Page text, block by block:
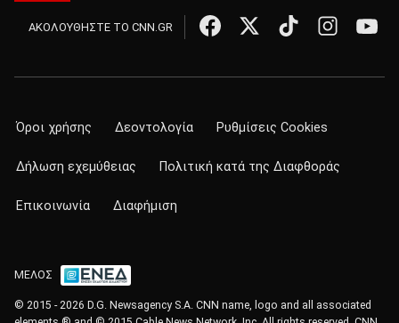
ΑΚΟΛΟΥΘΗΣΤΕ ΤΟ CNN.GR
Όροι χρήσης Δεοντολογία Ρυθμίσεις Cookies
Δήλωση εχεμύθειας Πολιτική κατά της Διαφθοράς
Επικοινωνία Διαφήμιση
ΜΕΛΟΣ
© 2015 - 2026 D.G. Newsagency S.A. CNN name, logo and all associated